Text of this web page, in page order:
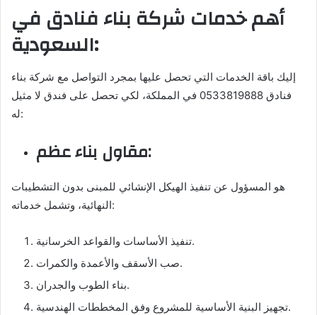
أهم خدمات شركة بناء فنادق في
السعودية:
إليك باقة الخدمات التي تحصل عليها بمجرد التواصل مع شركة بناء
فنادق 0533819888 في المملكة، لكي تحصل على فندق لا مثيل
له:
مقاول بناء عظم:
هو المسؤول عن تنفيذ الهيكل الإنشائي للمبنى بدون التشطيبات
النهائية، وتشمل خدماته:
تنفيذ الأساسات والقواعد الخرسانية.
صب الأسقف والأعمدة والكمرات.
بناء الطوب والجدران.
تجهيز البنية الأساسية للمشروع وفق المخططات الهندسية.